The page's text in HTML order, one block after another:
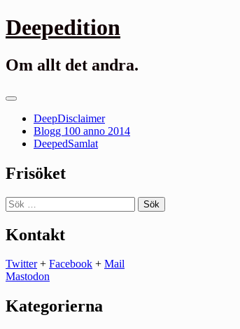
Gå
till
Deepedition
Om allt det andra.
Primär
DeepDisclaimer
Blogg 100 anno 2014
DeepedSamlat
Frisöket
Sök
efter:
Kontakt
Twitter+ Facebook + Mail
Mastodon
Kategorierna